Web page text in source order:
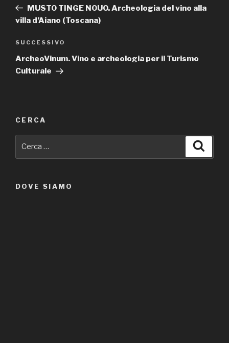
precedente:
MUSTO TINGE NOUO. Archeologia del vino alla
villa d’Aiano (Toscana)
Articolo
successivo
SUCCESSIVO
ArcheoVinum. Vino e archeologia per il Turismo
Culturale
CERCA
DOVE SIAMO